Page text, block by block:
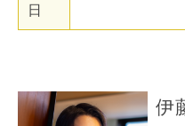
日
伊